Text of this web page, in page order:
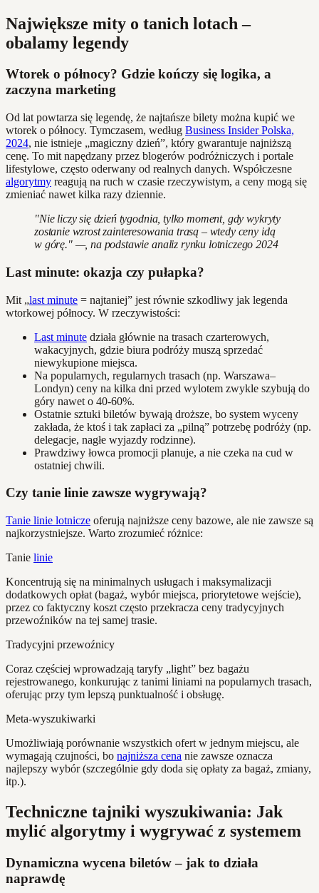
Największe mity o tanich lotach –
obalamy legendy
Wtorek o północy? Gdzie kończy się logika, a
zaczyna marketing
Od lat powtarza się legendę, że najtańsze bilety można kupić we
wtorek o północy. Tymczasem, według Business Insider Polska,
2024, nie istnieje „magiczny dzień”, który gwarantuje najniższą
cenę. To mit napędzany przez blogerów podróżniczych i portale
lifestylowe, często oderwany od realnych danych. Współczesne
algorytmy reagują na ruch w czasie rzeczywistym, a ceny mogą się
zmieniać nawet kilka razy dziennie.
"Nie liczy się dzień tygodnia, tylko moment, gdy wykryty
zostanie wzrost zainteresowania trasą – wtedy ceny idą
w górę." —, na podstawie analiz rynku lotniczego 2024
Last minute: okazja czy pułapka?
Mit „last minute = najtaniej” jest równie szkodliwy jak legenda
wtorkowej północy. W rzeczywistości:
Last minute działa głównie na trasach czarterowych,
wakacyjnych, gdzie biura podróży muszą sprzedać
niewykupione miejsca.
Na popularnych, regularnych trasach (np. Warszawa–
Londyn) ceny na kilka dni przed wylotem zwykle szybują do
góry nawet o 40-60%.
Ostatnie sztuki biletów bywają droższe, bo system wyceny
zakłada, że ktoś i tak zapłaci za „pilną” potrzebę podróży (np.
delegacje, nagłe wyjazdy rodzinne).
Prawdziwy łowca promocji planuje, a nie czeka na cud w
ostatniej chwili.
Czy tanie linie zawsze wygrywają?
Tanie linie lotnicze oferują najniższe ceny bazowe, ale nie zawsze są
najkorzystniejsze. Warto zrozumieć różnice:
Tanie linie
Koncentrują się na minimalnych usługach i maksymalizacji
dodatkowych opłat (bagaż, wybór miejsca, priorytetowe wejście),
przez co faktyczny koszt często przekracza ceny tradycyjnych
przewoźników na tej samej trasie.
Tradycyjni przewoźnicy
Coraz częściej wprowadzają taryfy „light” bez bagażu
rejestrowanego, konkurując z tanimi liniami na popularnych trasach,
oferując przy tym lepszą punktualność i obsługę.
Meta-wyszukiwarki
Umożliwiają porównanie wszystkich ofert w jednym miejscu, ale
wymagają czujności, bo najniższa cena nie zawsze oznacza
najlepszy wybór (szczególnie gdy doda się opłaty za bagaż, zmiany,
itp.).
Techniczne tajniki wyszukiwania: Jak
mylić algorytmy i wygrywać z systemem
Dynamiczna wycena biletów – jak to działa
naprawdę